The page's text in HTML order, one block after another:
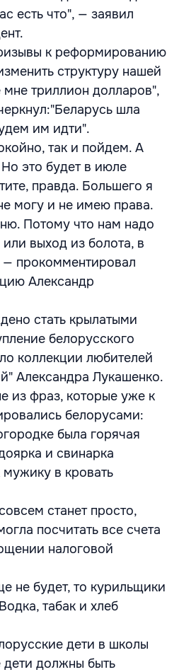
есть что", — заявил
к реформированию
структуру нашей
триллион долларов",
шла
им идти".
так и пойдем. А
это будет в июле
правда. Большего я
могу и не имею права.
Потому что нам надо
выход из болота, в
прокомментировал
Александр
стать крылатыми
белорусского
коллекции любителей
Александра Лукашенко.
из фраз, которые уже к
белорусами:
была горячая
и свинарка
в кровать
станет просто,
посчитать все счета
налоговой
не будет, то курильщики
табак и хлеб
дети в школы
должны быть